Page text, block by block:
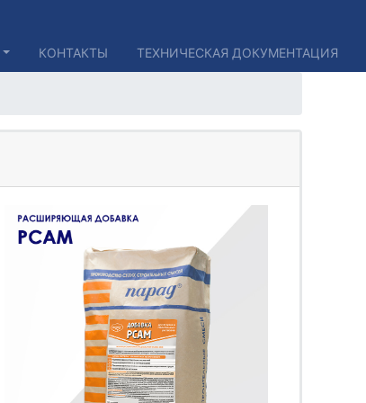
КОНТАКТЫ ТЕХНИЧЕСКАЯ ДОКУМЕНТАЦИЯ